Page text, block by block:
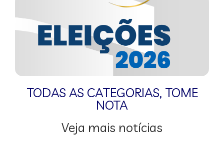
TODAS AS CATEGORIAS, TOME
NOTA
Veja mais notícias